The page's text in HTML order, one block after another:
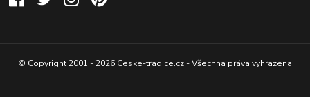
© Copyright 2001 - 2026 Ceske-tradice.cz - Všechna práva vyhrazena